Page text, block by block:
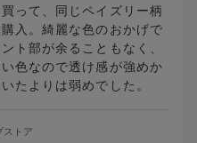
って、同じペイズリー柄
入。綺麗な色のおかげで
ト部が余ることもなく、
色なので透け感が強めか
たよりは弱めでした。
ストア